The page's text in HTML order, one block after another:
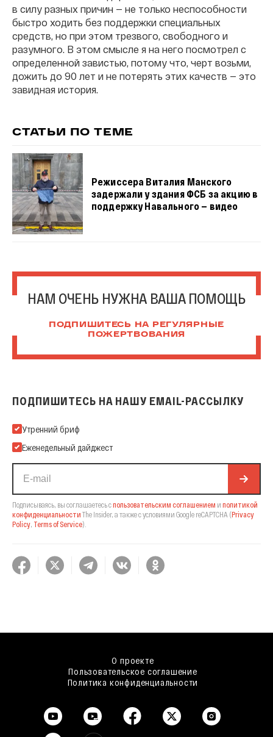
в силу разных причин — не только неспособности
быстро ходить без поддержки специальных
средств, но при этом трезвого, свободного и
разумного. В этом смысле я на него посмотрел с
определенной завистью, потому что, черт возьми,
дожить до 90 лет и не потерять этих качеств — это
завидная история.
СТАТЬИ ПО ТЕМЕ
Режиссера Виталия Манского
задержали у здания ФСБ за акцию в
поддержку Навального — видео
НАМ ОЧЕНЬ НУЖНА ВАША ПОМОЩЬ
ПОДПИШИТЕСЬ НА РЕГУЛЯРНЫЕ
ПОЖЕРТВОВАНИЯ
ПОДПИШИТЕСЬ НА НАШУ EMAIL-РАССЫЛКУ
Подпишитесь на нашу Email-рассылку
Утренний бриф
Еженедельный дайджест
Подписываясь, вы соглашаетесь спользовательским соглашением и политикой
конфиденциальности The Insider, а также с условиями Google reCAPTCHA (Privacy
Policy, Terms of Service).
О проекте
Пользовательское соглашение
Политика конфиденциальности